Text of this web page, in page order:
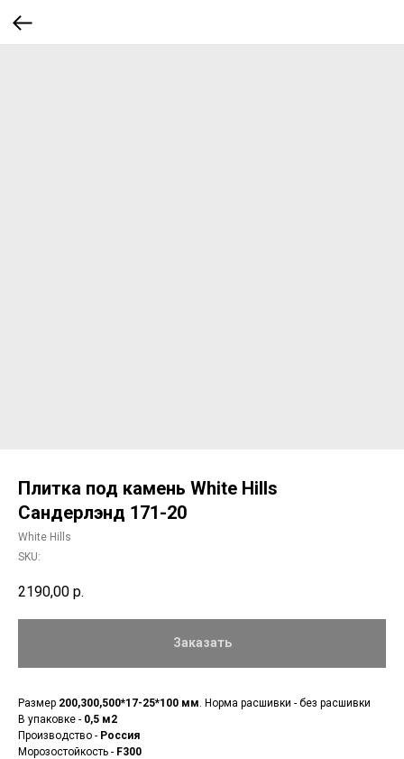
Плитка под камень White Hills
Сандерлэнд 171-20
White Hills
SKU:
2190,00 р.
Заказать
Размер 200,300,500*17-25*100 мм . Норма расшивки - без расшивки
В упаковке - 0,5 м2
Производство - Россия
Морозостойкость - F300